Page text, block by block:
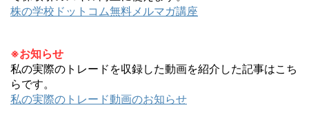
株の学校ドットコム無料メルマガ講座
※お知らせ
私の実際のトレードを収録した動画を紹介した記事はこち
らです。
私の実際のトレード動画のお知らせ